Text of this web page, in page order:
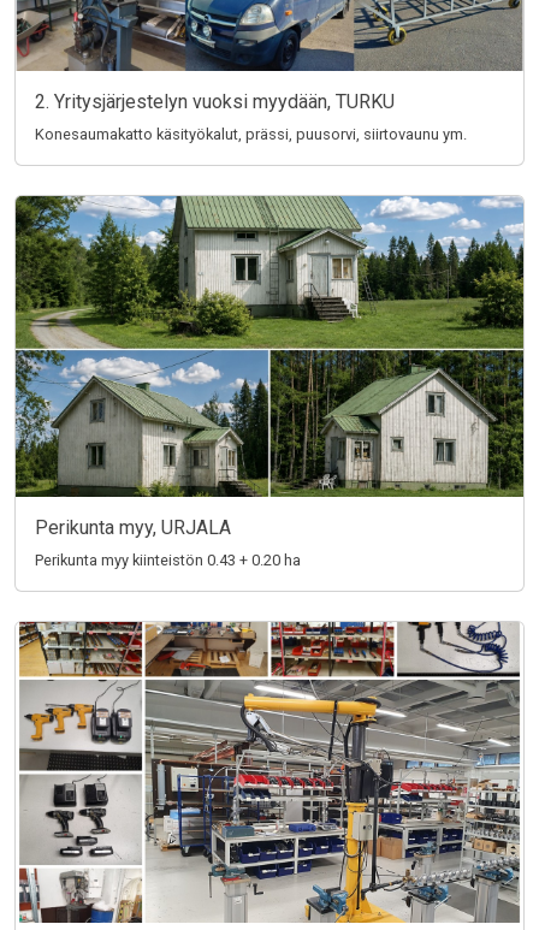
2. Yritysjärjestelyn vuoksi myydään, TURKU
Konesaumakatto käsityökalut, prässi, puusorvi, siirtovaunu ym.
Perikunta myy, URJALA
Perikunta myy kiinteistön 0.43 + 0.20 ha